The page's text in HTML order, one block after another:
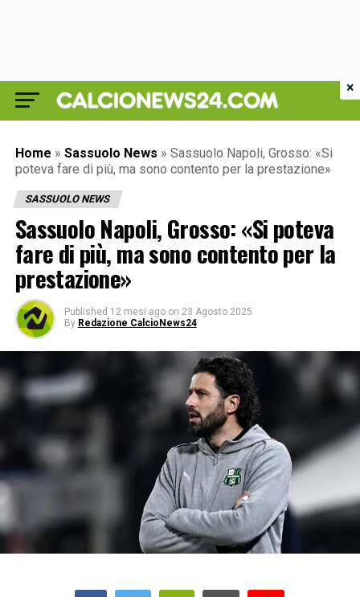
Home » Sassuolo News » Sassuolo Napoli, Grosso: «Si
poteva fare di più, ma sono contento per la prestazione»
SASSUOLO NEWS
Sassuolo Napoli, Grosso: «Si poteva
fare di più, ma sono contento per la
prestazione»
Published 12 mesi ago on 23 Agosto 2025
By Redazione CalcioNews24
×